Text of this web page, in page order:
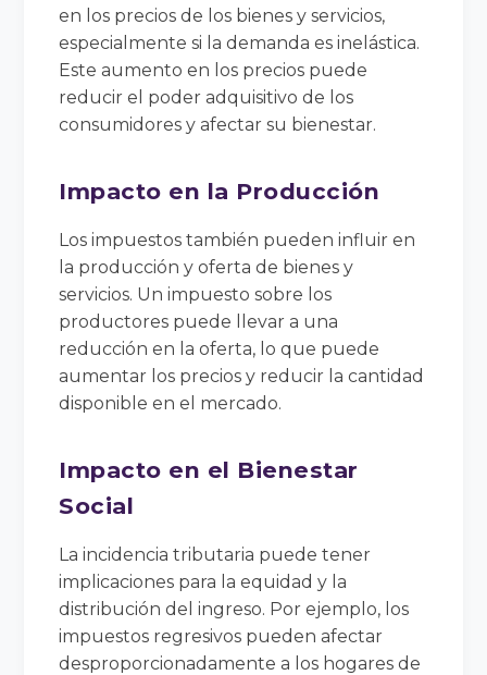
en los precios de los bienes y servicios,
especialmente si la demanda es inelástica.
Este aumento en los precios puede
reducir el poder adquisitivo de los
consumidores y afectar su bienestar.
Impacto en la Producción
Los impuestos también pueden influir en
la producción y oferta de bienes y
servicios. Un impuesto sobre los
productores puede llevar a una
reducción en la oferta, lo que puede
aumentar los precios y reducir la cantidad
disponible en el mercado.
Impacto en el Bienestar
Social
La incidencia tributaria puede tener
implicaciones para la equidad y la
distribución del ingreso. Por ejemplo, los
impuestos regresivos pueden afectar
desproporcionadamente a los hogares de